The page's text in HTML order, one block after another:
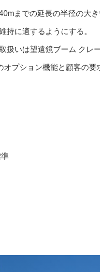
までの延長の半径の大
持に適するようにする。
いは望遠鏡ブーム クレ
プション機能と顧客の要